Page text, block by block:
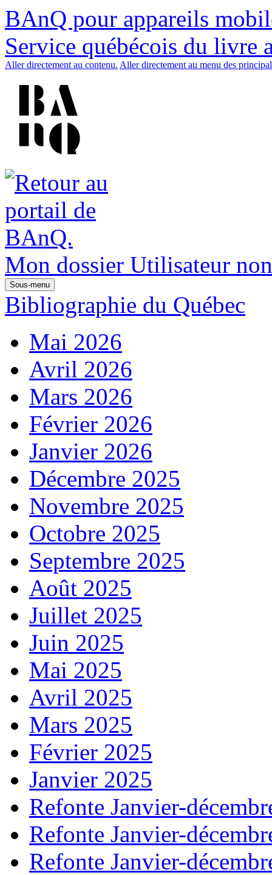
BAnQ pour appareils
Service québécois du livre
Aller directement au contenu. Aller directement au menu des
Mon dossier Utilisateur
Sous-menu
Bibliographie du Québec
Mai 2026
Avril 2026
Mars 2026
Février 2026
Janvier 2026
Décembre 2025
Novembre 2025
Octobre 2025
Septembre 2025
Août 2025
Juillet 2025
Juin 2025
Mai 2025
Avril 2025
Mars 2025
Février 2025
Janvier 2025
Refonte Janvier-
Refonte Janvier-
Refonte Janvier-